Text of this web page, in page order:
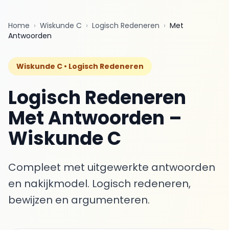
Home › Wiskunde C › Logisch Redeneren › Met
Antwoorden
Wiskunde C • Logisch Redeneren
Logisch Redeneren
Met Antwoorden –
Wiskunde C
Compleet met uitgewerkte antwoorden
en nakijkmodel. Logisch redeneren,
bewijzen en argumenteren.